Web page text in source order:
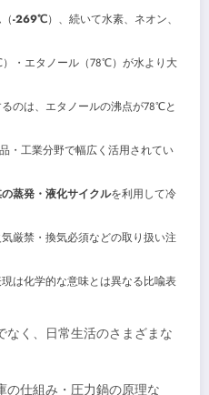
-269℃）、続いて水素、ネオン、
・エタノール（78℃）が水より大
のは、エタノールの沸点が78℃と
・工業分野で幅広く活用されてい
蒸発・液化サイクルを利用して冷
厳禁・換気必須などの取り扱い注
は化学的な意味とは異なる比喩表
なく、日常生活のさまざまな
の仕組み・圧力鍋の原理な